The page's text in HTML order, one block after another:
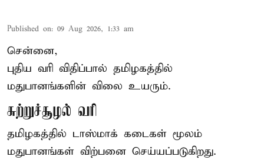
Published on: 09 Aug 2026, 1:33 am
சென்னை,
புதிய வரி விதிப்பால் தமிழகத்தில்
மதுபானங்களின் விலை உயரும்.
சுற்றுச்சூழல் வரி
தமிழகத்தில் டாஸ்மாக் கடைகள் மூலம்
மதுபானங்கள் விற்பனை செய்யப்படுகிறது.